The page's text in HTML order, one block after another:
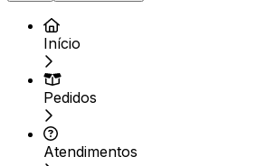
Início
Pedidos
Atendimentos